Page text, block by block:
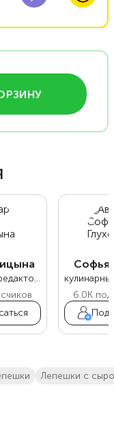
кулинарный редактор Food.ru
Софья
6.0K
лепешки с